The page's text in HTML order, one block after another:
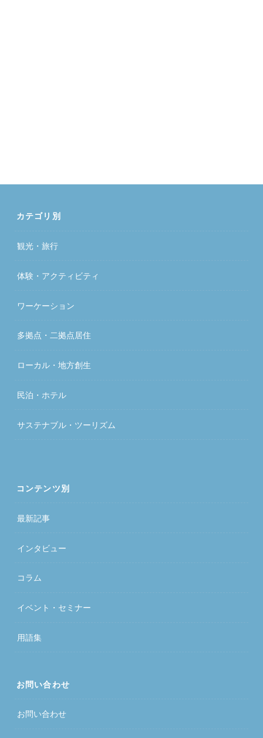
カテゴリ別
観光・旅行
体験・アクティビティ
ワーケーション
多拠点・二拠点居住
ローカル・地方創生
民泊・ホテル
サステナブル・ツーリズム
コンテンツ別
最新記事
インタビュー
コラム
イベント・セミナー
用語集
お問い合わせ
お問い合わせ